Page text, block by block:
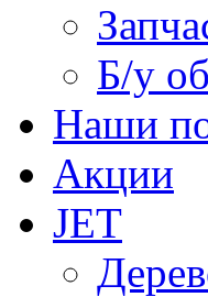
Б/у
Наши
Акции
JET